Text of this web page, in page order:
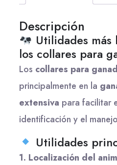
Descripción
Utilidades más
los collares para
Los collares para
principalmente en la
extensiva para facilitar
identificación y el
Utilidades
1. Localización del